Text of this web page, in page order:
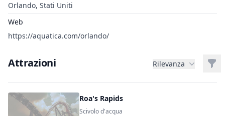
Orlando, Stati Uniti
Web
https://aquatica.com/orlando/
Attrazioni Rilevanza
Roa's Rapids
Scivolo d'acqua